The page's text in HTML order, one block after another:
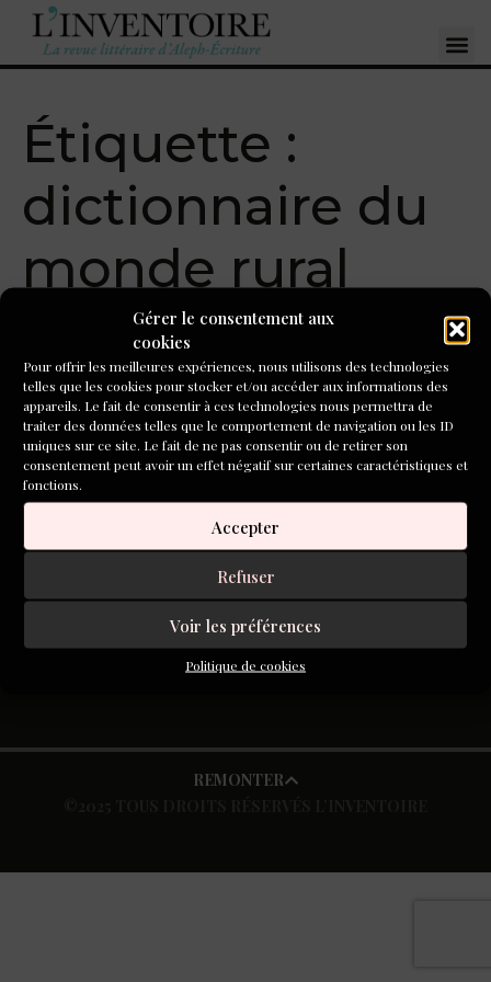
Gérer le consentement aux
cookies
Pour offrir les meilleures expériences, nous utilisons des technologies
telles que les cookies pour stocker et/ou accéder aux informations des
appareils. Le fait de consentir à ces technologies nous permettra de
traiter des données telles que le comportement de navigation ou les ID
uniques sur ce site. Le fait de ne pas consentir ou de retirer son
consentement peut avoir un effet négatif sur certaines caractéristiques et
fonctions.
Accepter
Refuser
Voir les préférences
Politique de cookies
Étiquette :
dictionnaire du
monde rural
Le carnet, l’outil du
lexicologue
Illustration du livre de Lachiver : calendrier agricole de
Pietro de Crescenzi
En introduction à la séance d’atelier « Jardiner les mots »,
Catherine Stahly-Mougin nous parle du travail de
S'inscrire à la newsletter
REMONTER